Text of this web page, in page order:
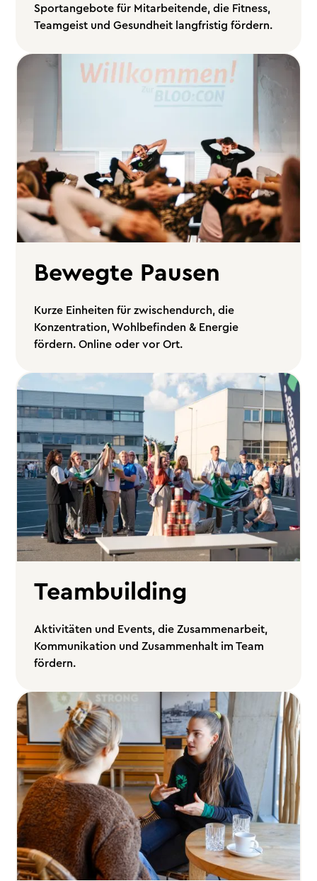
Sportangebote für Mitarbeitende, die Fitness,
Teamgeist und Gesundheit langfristig fördern.
Bewegte Pausen
Kurze Einheiten für zwischendurch, die
Konzentration, Wohlbefinden & Energie
fördern. Online oder vor Ort.
Teambuilding
Aktivitäten und Events, die Zusammenarbeit,
Kommunikation und Zusammenhalt im Team
fördern.